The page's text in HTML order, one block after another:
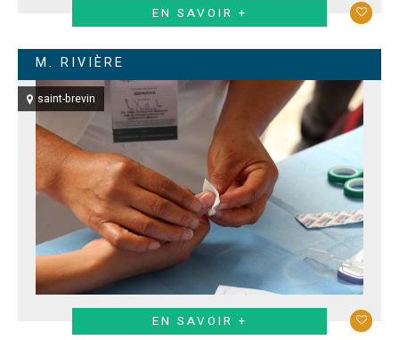
EN SAVOIR +
M. RIVIÈRE
saint-brevin
EN SAVOIR +